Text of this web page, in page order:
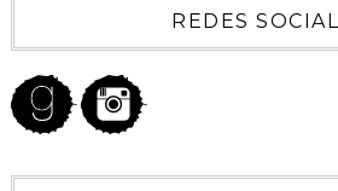
REDES